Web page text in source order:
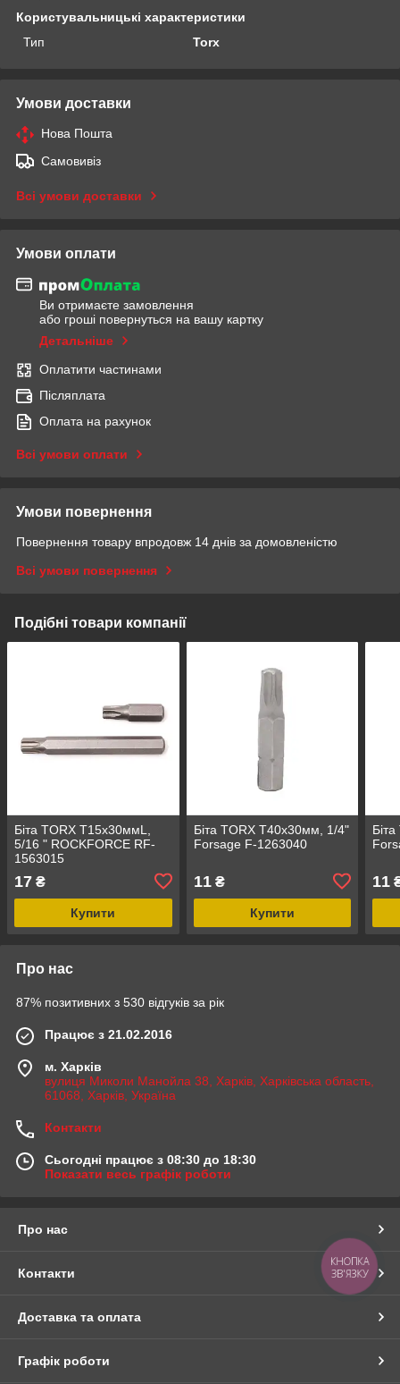
Користувальницькі характеристики
Тип
Torx
Умови доставки
Нова Пошта
Самовивіз
Всі умови доставки
Умови оплати
Ви отримаєте замовлення
або гроші повернуться на вашу картку
Детальніше
Оплатити частинами
Післяплата
Оплата на рахунок
Всі умови оплати
Умови повернення
Повернення товару впродовж 14 днів за домовленістю
Всі умови повернення
Подібні товари компанії
Біта TORX T15х30ммL,
5/16 " ROCKFORCE RF-
1563015
17 ₴
Купити
Біта TORX T40х30мм, 1/4"
Forsage F-1263040
11₴
Купити
11
Про нас
87% позитивних з 530 відгуків за рік
Працює з 21.02.2016
м. Харків
вулиця Миколи Манойла 38, Харків, Харківська область,
61068, Харків, Україна
Контакти
Сьогодні працює з 08:30 до 18:30
Показати весь графік роботи
Про нас
Контакти
Доставка та оплата
Графік роботи
КНОПКА
ЗВ'ЯЗКУ